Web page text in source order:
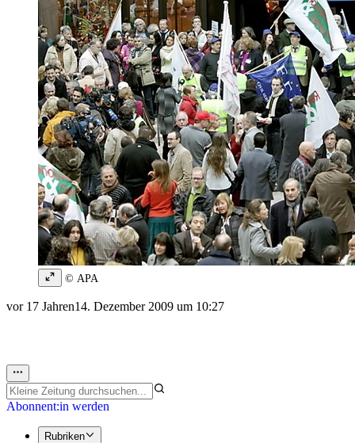
© APA
vor 17 Jahren14. Dezember 2009 um 10:27
Abonnent:in werden
Rubriken